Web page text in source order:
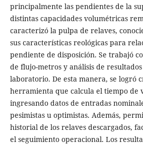
principalmente las pendientes de la
distintas capacidades volumétricas
caracterizó la pulpa de relaves,
sus características reológicas para
pendiente de disposición. Se trabajó
de flujo-metros y análisis de
laboratorio. De esta manera, se logró
herramienta que calcula el tiempo de
ingresando datos de entradas
pesimistas u optimistas. Además,
historial de los relaves descargados,
el seguimiento operacional. Los